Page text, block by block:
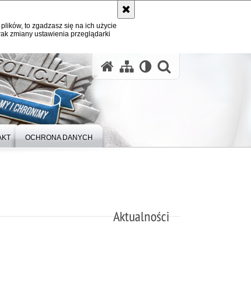
to zgadzasz się na ich użycie
zmiany ustawienia przeglądarki
OCHRONA DANYCH
Aktualności